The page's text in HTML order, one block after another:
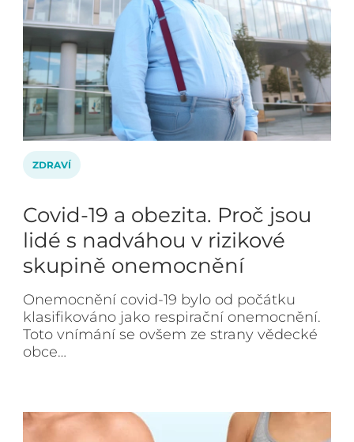
ZDRAVÍ
Covid-19 a obezita. Proč jsou
lidé s nadváhou v rizikové
skupině onemocnění
Onemocnění covid-19 bylo od počátku
klasifikováno jako respirační onemocnění.
Toto vnímání se ovšem ze strany vědecké
obce…